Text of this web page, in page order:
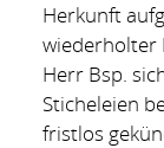
Herkunft
wiederholter
Herr Bsp.
Sticheleien
fristlos